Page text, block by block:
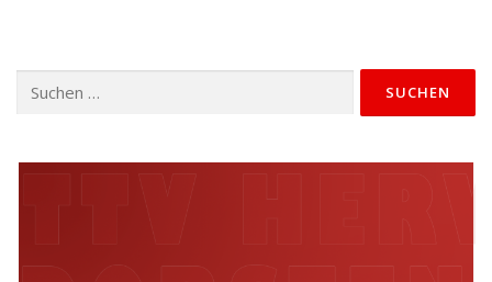
nach: